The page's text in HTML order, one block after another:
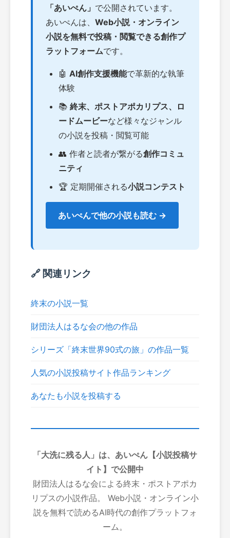
「あいぺん」 で公開されています。
あいぺんは、 Web小説・オンライン
小説を無料で投稿・閲覧できる創作プ
ラットフォームです。
🤖 AI創作支援機能で革新的な執筆
体験
📚 終末、ポストアポカリプス、ロ
ードムービーなど様々なジャンル
の小説を投稿・閲覧可能
👥 作者と読者が繋がる創作コミュ
ニティ
🏆 定期開催される小説コンテスト
あいぺんで他の小説も読む →
🔗 関連リンク
終末の小説一覧
財団法人はるな会の他の作品
シリーズ「終末世界90式の旅」の作品一覧
人気の小説投稿サイト作品ランキング
あなたも小説を投稿する
「大洗に残る人」は、あいぺん【小説投稿サ
イト】で公開中
財団法人はるな会による終末・ポストアポカ
リプスの小説作品。 Web小説・オンライン小
説を無料で読めるAI時代の創作プラットフォ
ーム。